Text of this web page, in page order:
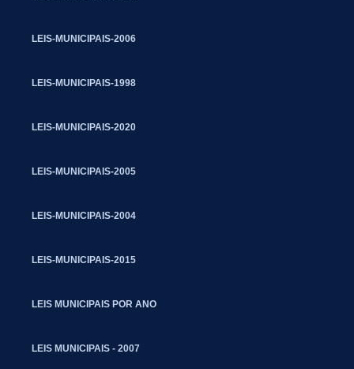
LEIS-MUNICIPAIS-2006
LEIS-MUNICIPAIS-1998
LEIS-MUNICIPAIS-2020
LEIS-MUNICIPAIS-2005
LEIS-MUNICIPAIS-2004
LEIS-MUNICIPAIS-2015
LEIS MUNICIPAIS POR ANO
LEIS MUNICIPAIS - 2007